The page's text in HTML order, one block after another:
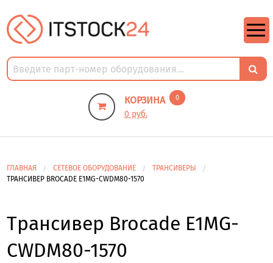
КОРЗИНА 0
0 руб.
ГЛАВНАЯ СЕТЕВОЕ ОБОРУДОВАНИЕ
ТРАНСИВЕРЫ
ТРАНСИВЕР BROCADE E1MG-CWDM80-1570
Трансивер Brocade E1MG-
CWDM80-1570